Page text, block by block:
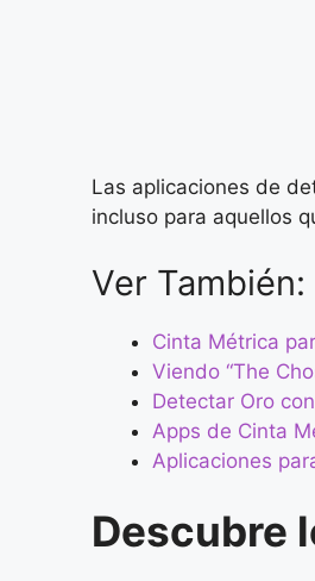
Las aplicaciones de
incluso para aquellos
Ver También:
Cinta Métrica
Viendo “The
Detectar Oro
Apps de Cinta
Aplicaciones
Descubre